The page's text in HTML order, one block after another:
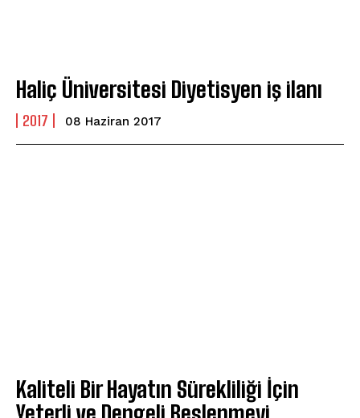
Haliç Üniversitesi Diyetisyen iş ilanı
2017 08 Haziran 2017
Kaliteli Bir Hayatın Sürekliliği İçin